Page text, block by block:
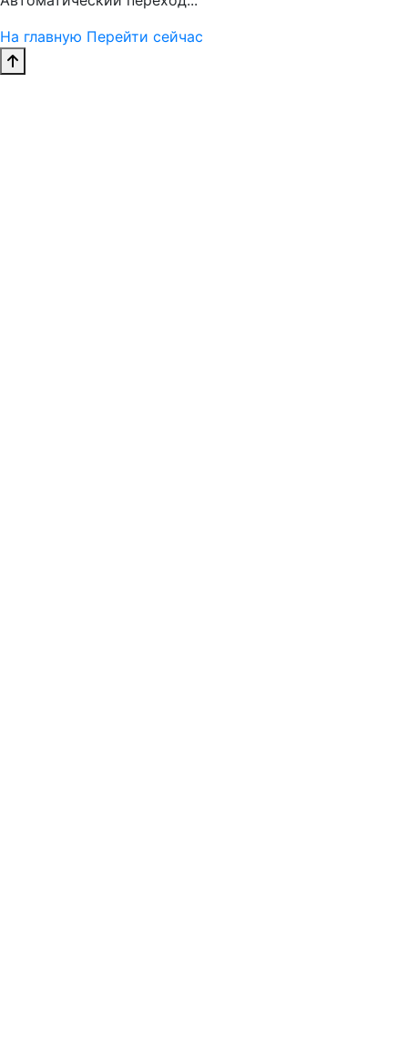
На главную Перейти сейчас